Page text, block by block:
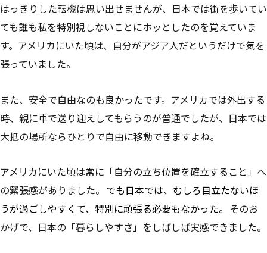
はっきりした転機は思い出せませんが、日本では街を歩いてい
ても誰も私を特別視しないことにホッとしたのを覚えていま
す。アメリカにいた頃は、自分がアジア人だというだけで気を
張っていました。
また、安全で自由なのも良かったです。アメリカでは外出する
時、親に車で送り迎えしてもらうのが普通でしたが、日本では
大抵の場所ならひとりで自由に移動できますよね。
アメリカにいた頃は常に「自分の立ち位置を確立すること」へ
の緊張感がありました。 でも日本では、むしろ目立たないほ
うが過ごしやすくて、特別に頑張る必要もなかった。 そのお
かげで、日本の「暮らしやすさ」をしばしば実感できました。